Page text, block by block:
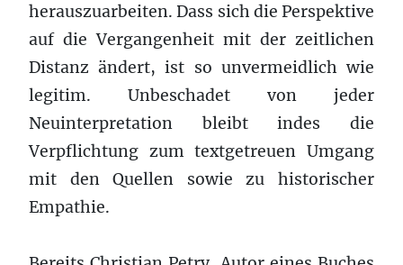
herauszuarbeiten. Dass sich die Perspektive
auf die Vergangenheit mit der zeitlichen
Distanz ändert, ist so unvermeidlich wie
legitim. Unbeschadet von jeder
Neuinterpretation bleibt indes die
Verpflichtung zum textgetreuen Umgang
mit den Quellen sowie zu historischer
Empathie.